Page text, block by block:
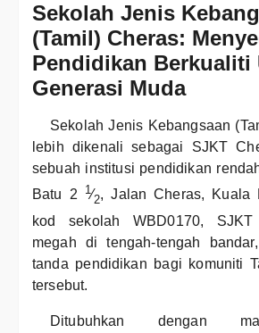
Sekolah Jenis
(Tamil) Cheras:
Pendidikan Berkualiti
Generasi Muda
Sekolah Jenis Kebangsaan
lebih dikenali sebagai SJKT
sebuah institusi pendidikan
Batu 2
1⁄2, Jalan Cheras, Kuala
kod sekolah WBD0170,
megah di tengah-tengah
tanda pendidikan bagi komuniti
tersebut.
Ditubuhkan dengan